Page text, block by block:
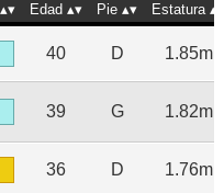
Edad Pie Estatura
40 D 1.85m
39 G 1.82m
36 D 1.76m